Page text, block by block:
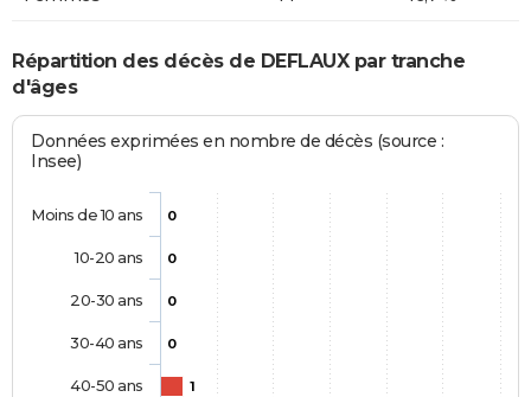
Répartition des décès de DEFLAUX par tranche
d'âges
Données exprimées en nombre de décès (source :
Insee)
0
0
0
0
1
Moins de 10 ans
10-20 ans
20-30 ans
30-40 ans
40-50 ans